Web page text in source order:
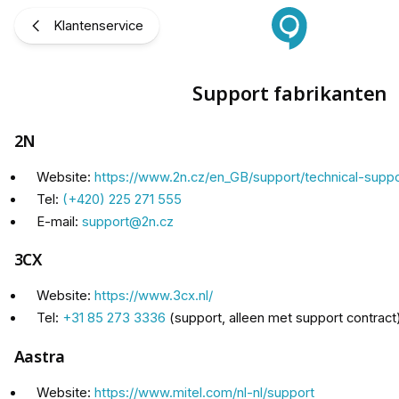
Klantenservice Support fabrikanten
Support fabrikanten
2N
Website:https://www.2n.cz/en_GB/support/technical-
Tel: (+420) 225 271 555
E-mail:support@2n.cz
3CX
Website: https://www.3cx.nl/
Tel: +31 85 273 3336 (support, alleen met support
Aastra
Website:https://www.mitel.com/nl-nl/support